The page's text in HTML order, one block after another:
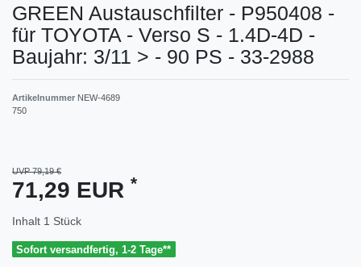
GREEN Austauschfilter - P950408 -
für TOYOTA - Verso S - 1.4D-4D -
Baujahr: 3/11 > - 90 PS - 33-2988
Artikelnummer NEW-4689
750
UVP 79,19 €
71,29 EUR *
Inhalt 1 Stück
Sofort versandfertig, 1-2 Tage**